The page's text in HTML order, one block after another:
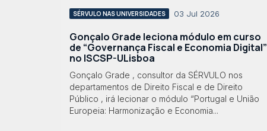
SÉRVULO NAS UNIVERSIDADES 03 Jul 2026
Gonçalo Grade leciona módulo em curso
de “Governança Fiscal e Economia Digital”
no ISCSP-ULisboa
Gonçalo Grade , consultor da SÉRVULO nos
departamentos de Direito Fiscal e de Direito
Público , irá lecionar o módulo “Portugal e União
Europeia: Harmonização e Economia...